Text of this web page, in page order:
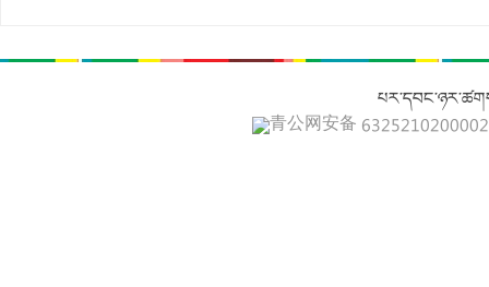
青公网安备